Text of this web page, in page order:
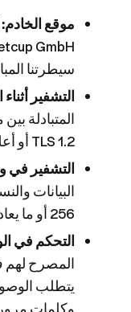
موقع الخادم:
سيطرتنا
التشفير
المتبادلة
TLS 1.2 أو أعلى (HTTPS).
التشفير في
256 أو ما يعادله.
التحكم في
المصرح لهم
يتطلب
وكلمات